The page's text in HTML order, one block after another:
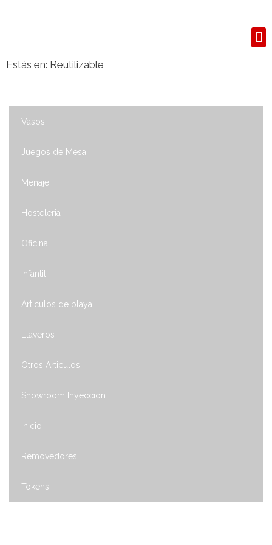
Estás en: Reutilizable
Vasos
Juegos de Mesa
Menaje
Hosteleria
Oficina
Infantil
Articulos de playa
Llaveros
Otros Articulos
Showroom Inyeccion
Inicio
Removedores
Tokens